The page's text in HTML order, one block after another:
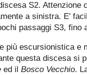
S2. Attenzione
a sinistra. E'
passaggi S3, fino
più escursionistica e
questa discesa si
ed il Bosco Vecchio.